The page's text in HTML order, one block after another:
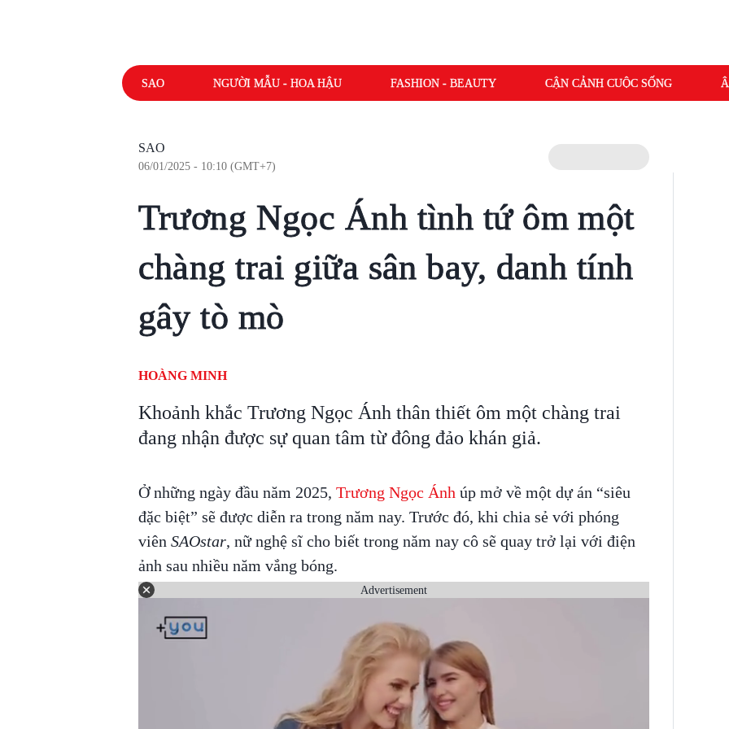
SAO NGƯỜI MẪU - HOA HẬU FASHION - BEAUTY CẬN CẢNH CUỘC SỐNG
SAO
06/01/2025 - 10:10 (GMT+7)
Trương Ngọc Ánh tình tứ ôm một
chàng trai giữa sân bay, danh tính
gây tò mò
HOÀNG MINH
Khoảnh khắc Trương Ngọc Ánh thân thiết ôm một chàng trai
đang nhận được sự quan tâm từ đông đảo khán giả.
Ở những ngày đầu năm 2025, Trương Ngọc Ánh úp mở về một dự án “siêu
đặc biệt” sẽ được diễn ra trong năm nay. Trước đó, khi chia sẻ với phóng
viên SAOstar, nữ nghệ sĩ cho biết trong năm nay cô sẽ quay trở lại với điện
ảnh sau nhiều năm vắng bóng.
Advertisement